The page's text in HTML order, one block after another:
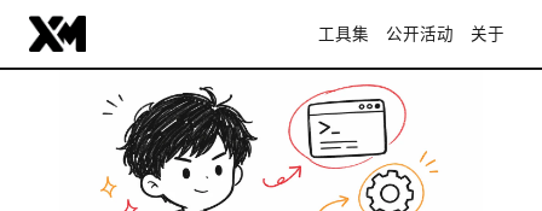
工具集 公开活动 关于